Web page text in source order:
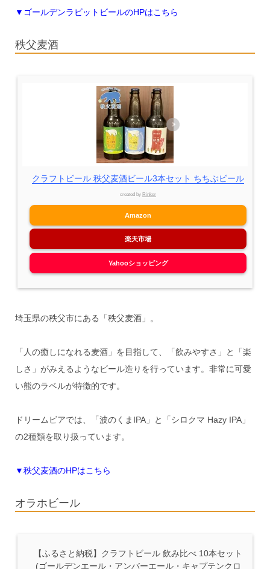
▼ゴールデンラビットビールのHPはこちら
秩父麦酒
クラフトビール 秩父麦酒ビール3本セット ちちぶビール
created by Rinker
Amazon
楽天市場
Yahooショッピング
埼玉県の秩父市にある「秩父麦酒」。
「人の癒しになれる麦酒」を目指して、「飲みやすさ」と「楽
しさ」がみえるようなビール造りを行っています。非常に可愛
い熊のラベルが特徴的です。
ドリームビアでは、「波のくまIPA」と「シロクマ Hazy IPA」
の2種類を取り扱っています。
▼秩父麦酒のHPはこちら
オラホビール
【ふるさと納税】クラフトビール 飲み比べ 10本セット
(ゴールデンエール・アンバーエール・キャプテンクロ